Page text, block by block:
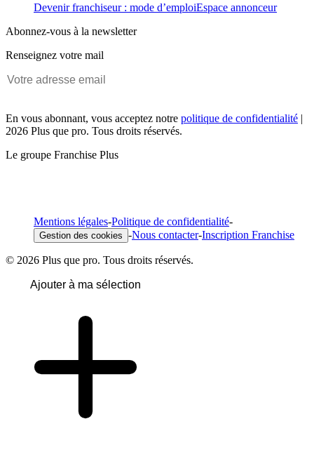
Devenir franchiseur : mode d’emploiEspace annonceur
Abonnez-vous à la newsletter
Renseignez votre mail
En vous abonnant, vous acceptez notre politique de confidentialité |
2026 Plus que pro. Tous droits réservés.
Le groupe Franchise Plus
Mentions légales-Politique de confidentialité-
Gestion des cookies -Nous contacter-Inscription Franchise
© 2026 Plus que pro. Tous droits réservés.
Ajouter à ma sélection